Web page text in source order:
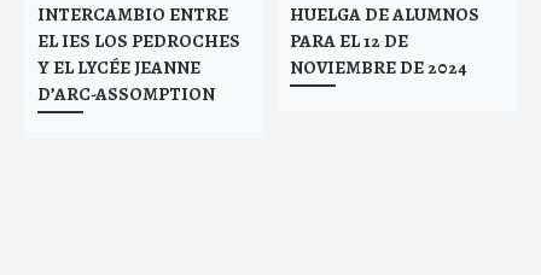
INTERCAMBIO ENTRE
EL IES LOS PEDROCHES
Y EL LYCÉE JEANNE
D’ARC-ASSOMPTION
HUELGA DE ALUMNOS
PARA EL 12 DE
NOVIEMBRE DE 2024